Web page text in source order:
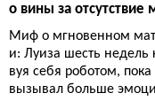
о вины за
Миф о мгновенном
и: Луиза шесть недель
вуя себя роботом,
вызывал больше